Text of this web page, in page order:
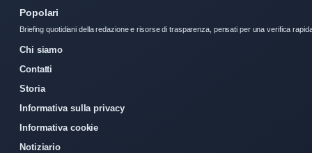
Popolari
Briefing quotidiani della redazione e risorse di trasparenza, pensati per una verifica
Chi siamo
Contatti
Storia
Informativa sulla privacy
Informativa cookie
Notiziario